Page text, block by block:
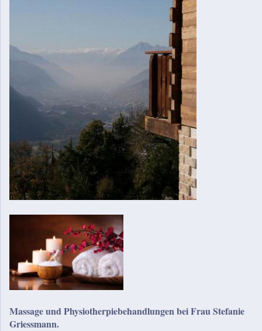
Massage und Physiotherpiebehandlungen bei Frau Stefanie
Griessmann.